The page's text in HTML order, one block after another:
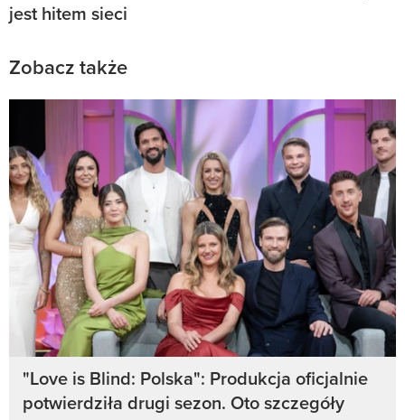
jest hitem sieci
Zobacz także
"Love is Blind: Polska": Produkcja oficjalnie
potwierdziła drugi sezon. Oto szczegóły